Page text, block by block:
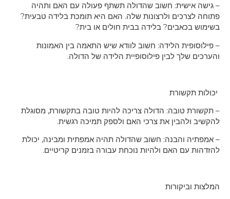
חשוב שהדולה תשתף פעולה עם האם ותהיה
ולרצונות שלה. האם היא תומכת בלידה טבעית?
בלידה בבית חולים או בית?
הלידה: חשוב לוודא שיש התאמה בין האמונות
לבין פילוסופיית הלידה של הדולה.
הדולה צריכה להיות טובה בתקשורת, מסוגלת
את צרכי האם ולספק תמיכה רגשית.
חשוב שהדולה תהיה אמפתית ומבינה, יכולת
האם ולהיות נוכחת עבורה בזמנים קריטיים.